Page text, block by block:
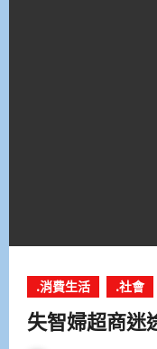
.消費生活 .社會
失智婦超商迷